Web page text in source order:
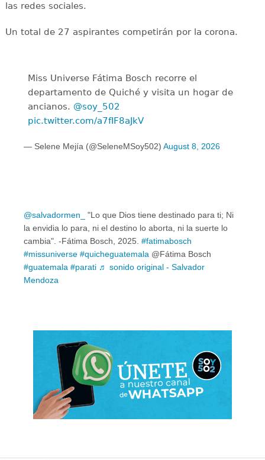
las redes sociales.
Un total de 27 aspirantes competirán por la corona.
Miss Universe Fátima Bosch recorre el
departamento de Quiché y visita un hogar de
ancianos. @soy_502
pic.twitter.com/a7fIF8aJkV
— Selene Mejía (@SeleneMSoy502) August 8, 2026
@salvadormen_
"Lo que Dios tiene destinado para ti; Ni
la envidia lo para, ni el destino lo aborta, ni la suerte lo
cambia". -Fátima Bosch, 2025. #fatimabosch
#missuniverse #quicheguatemala @Fátima Bosch
#guatemala #parati ♬ sonido original - Salvador
Mendoza